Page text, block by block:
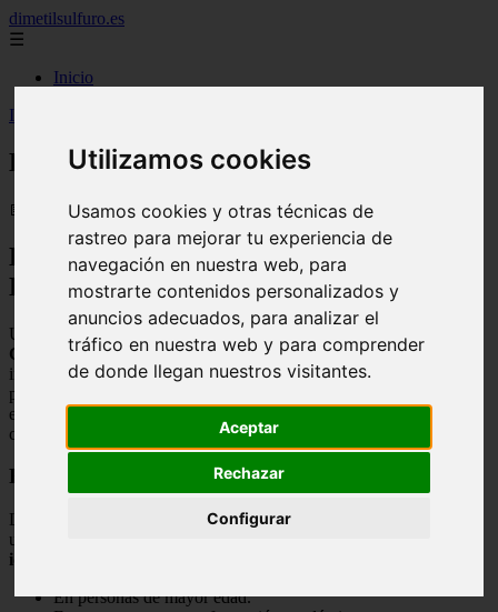
Utilizamos cookies
Usamos cookies y otras técnicas de
rastreo para mejorar tu experiencia de
navegación en nuestra web, para
mostrarte contenidos personalizados y
anuncios adecuados, para analizar el
tráfico en nuestra web y para comprender
de donde llegan nuestros visitantes.
Aceptar
Rechazar
Configurar
dimetilsulfuro.es
☰
Inicio
Inicio
El 5% de los españoles son terraplanistas
📅 27/01/2026
Estudio sobre la percepción científica en
España
Una investigación de la Fundación BBVA, titulada
Cultura
Científica en España, revela datos significativos. Según este
informe, un 5% de la población españolacree que la Tierra es
plana. Además, el
estado en nuestro planeta, y un
niega la existencia del cambio
climático.
Factores que influyen en estas creencias
La adhesión a ideas anticientíficas y teorías conspirativas no es
uniforme. Su aceptación
ideología, la edad y la educación
En personas de mayor edad.